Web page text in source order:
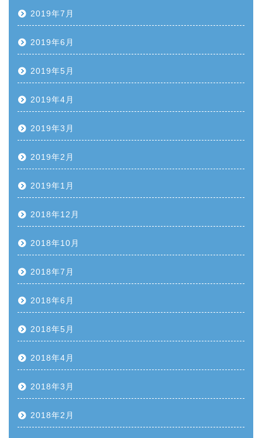
2019年7月
2019年6月
2019年5月
2019年4月
2019年3月
2019年2月
2019年1月
2018年12月
2018年10月
2018年7月
2018年6月
2018年5月
2018年4月
2018年3月
2018年2月